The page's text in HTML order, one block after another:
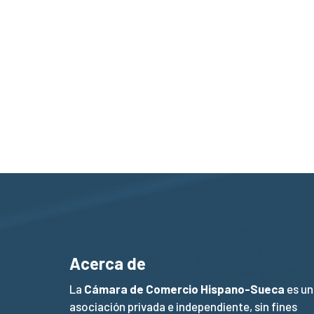
Acerca de
La Cámara de Comercio Hispano-Sueca es
asociación privada e independiente, sin fines